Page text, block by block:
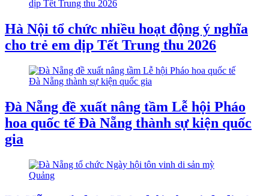
Hà Nội tổ chức nhiều hoạt động ý nghĩa
cho trẻ em dịp Tết Trung thu 2026
Đà Nẵng đề xuất nâng tầm Lễ hội Pháo
hoa quốc tế Đà Nẵng thành sự kiện quốc
gia